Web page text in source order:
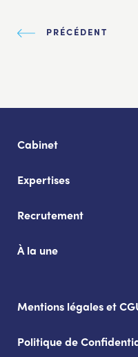
PRÉCÉDENT
Cabinet
Expertises
Recrutement
À la une
Mentions légales et
Politique de